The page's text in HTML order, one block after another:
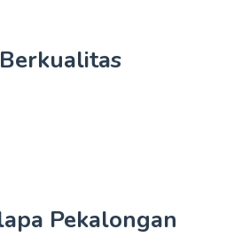
Pekalongan